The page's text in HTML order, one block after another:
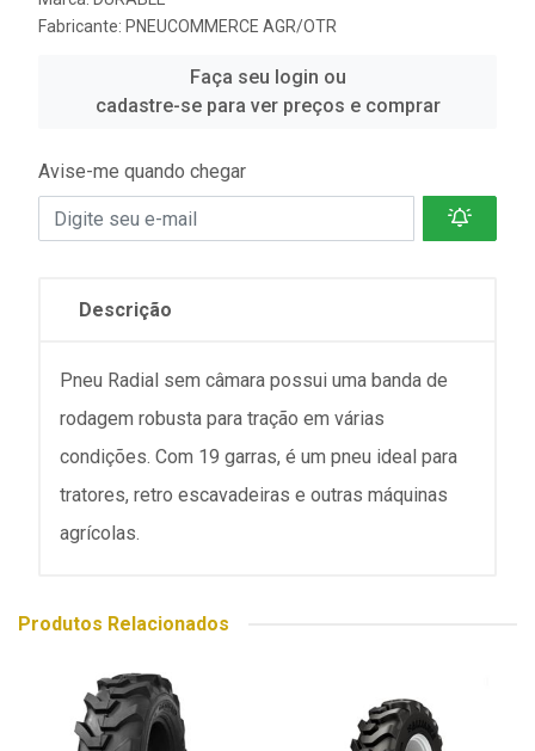
Fabricante: PNEUCOMMERCE AGR/OTR
Faça seu login ou
cadastre-se para ver preços e comprar
Avise-me quando chegar
Descrição
Pneu Radial sem câmara possui uma banda de
rodagem robusta para tração em várias
condições. Com 19 garras, é um pneu ideal para
tratores, retro escavadeiras e outras máquinas
agrícolas.
Produtos Relacionados